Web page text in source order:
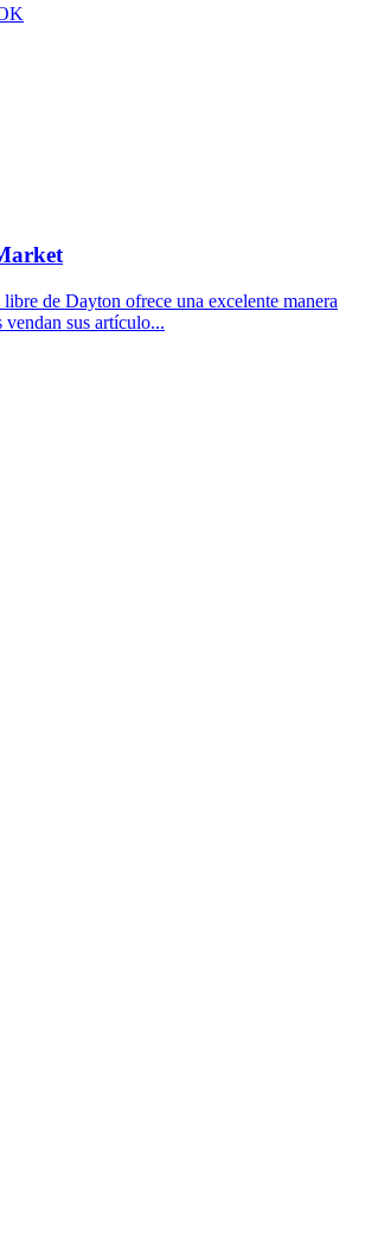
libre de Dayton ofrece una excelente manera
vendan sus artículo...